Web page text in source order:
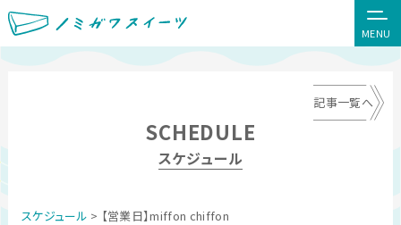
MENU
SCHEDULE
スケジュール
記事一覧へ
スケジュール > 【営業日】miffon chiffon